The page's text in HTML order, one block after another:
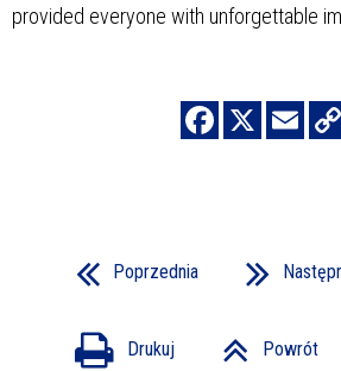
provided everyone with unforgettable
Poprzednia
Drukuj Powrót